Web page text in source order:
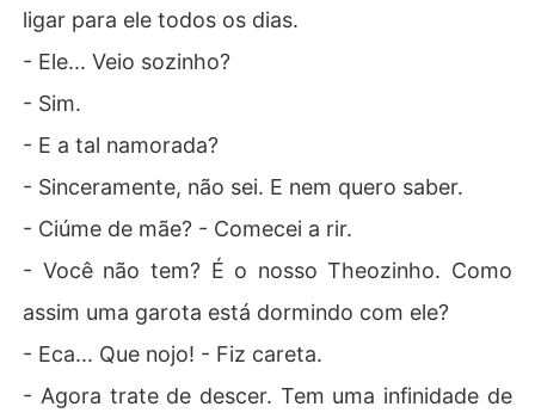
ligar para ele todos os dias.
- Ele... Veio sozinho?
- Sim.
- E a tal namorada?
- Sinceramente, não sei. E nem quero saber.
- Ciúme de mãe? - Comecei a rir.
- Você não tem? É o nosso Theozinho. Como
assim uma garota está dormindo com ele?
- Eca... Que nojo! - Fiz careta.
- Agora trate de descer. Tem uma infinidade de